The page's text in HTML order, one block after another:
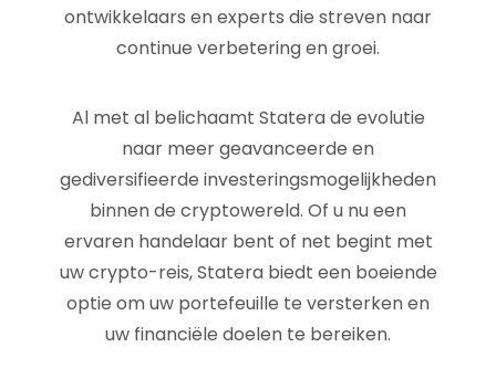
ontwikkelaars en experts die streven naar
continue verbetering en groei.
Al met al belichaamt Statera de evolutie
naar meer geavanceerde en
gediversifieerde investeringsmogelijkheden
binnen de cryptowereld. Of u nu een
ervaren handelaar bent of net begint met
uw crypto-reis, Statera biedt een boeiende
optie om uw portefeuille te versterken en
uw financiële doelen te bereiken.